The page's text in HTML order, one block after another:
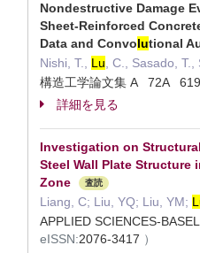
Nondestructive Damage
Sheet-Reinforced
Data and Convolutional
Nishi, T., Lu , C., Sasado, T.,
構造工学論文集 A 72A
詳細を見る
Investigation on
Steel Wall Plate Structure
Zone
査読
Liang, C; Liu, YQ; Liu, YM;
APPLIED SCIENCES-
eISSN:2076-3417 ）